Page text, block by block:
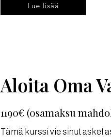
Lue lisää
Aloita Oma
1190€ (osamaksu
Tämä kurssi vie sinut askel